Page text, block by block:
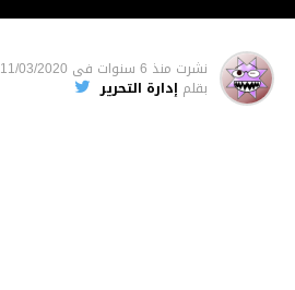
نشرت منذ 6 سنوات فى 11/03/2020
بقلم إدارة التحرير